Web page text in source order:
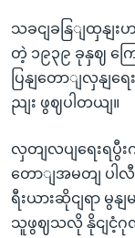
သခငျခနြျထှနျ
တဲ့ ၁၉၃၉ ခုနှဈ ကြ
ပြနျတောျလှနျရ
ညျး ဖွဈပါတယျ။
လှတျလပျရေးရပွီ
တောျအမတျ ပါလီ
ရီးယားဆိုငျရာ မွ
သူဖွဈသလို နိုငျငံ့ဂု